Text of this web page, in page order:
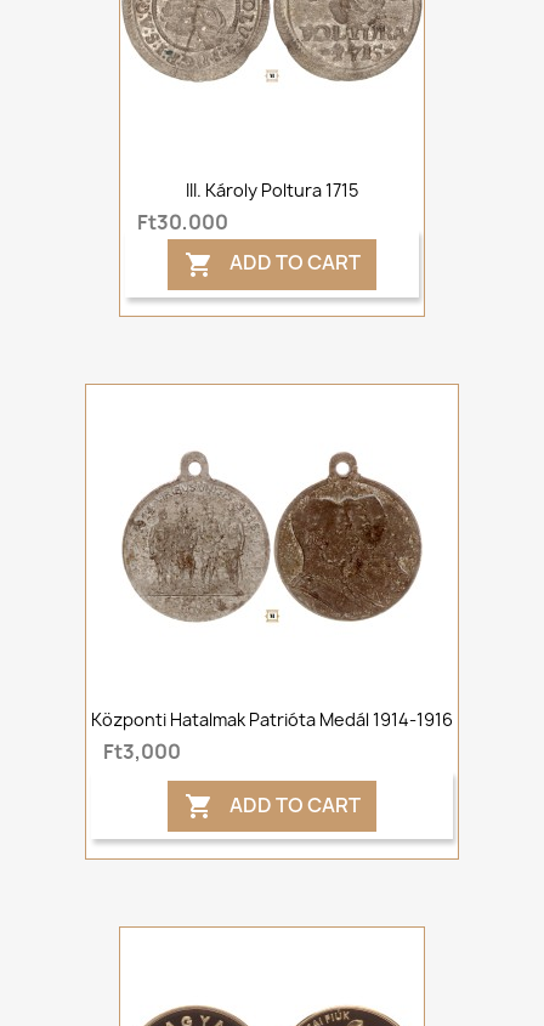
III. Károly Poltura 1715
Ft30,000
 ADD TO CART
Központi Hatalmak Patrióta Medál 1914-1916
Ft3,000
 ADD TO CART